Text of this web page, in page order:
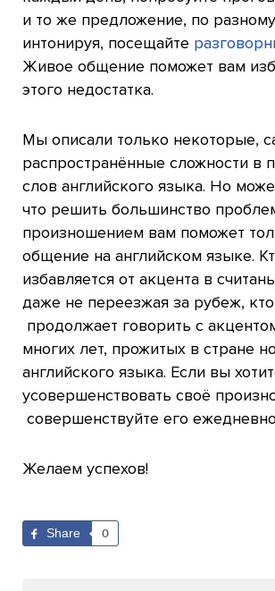
и то же предложение, по
интонируя, посещайте
Живое общение поможет вам
этого недостатка.
Мы описали только некоторые,
распространённые сложности в
слов английского языка. Но
что решить большинство
произношением вам поможет
общение на английском языке.
избавляется от акцента в
даже не переезжая за рубеж,
продолжает говорить с
многих лет, прожитых в стране
английского языка. Если вы
усовершенствовать своё
совершенствуйте его
Желаем успехов!
Share 0